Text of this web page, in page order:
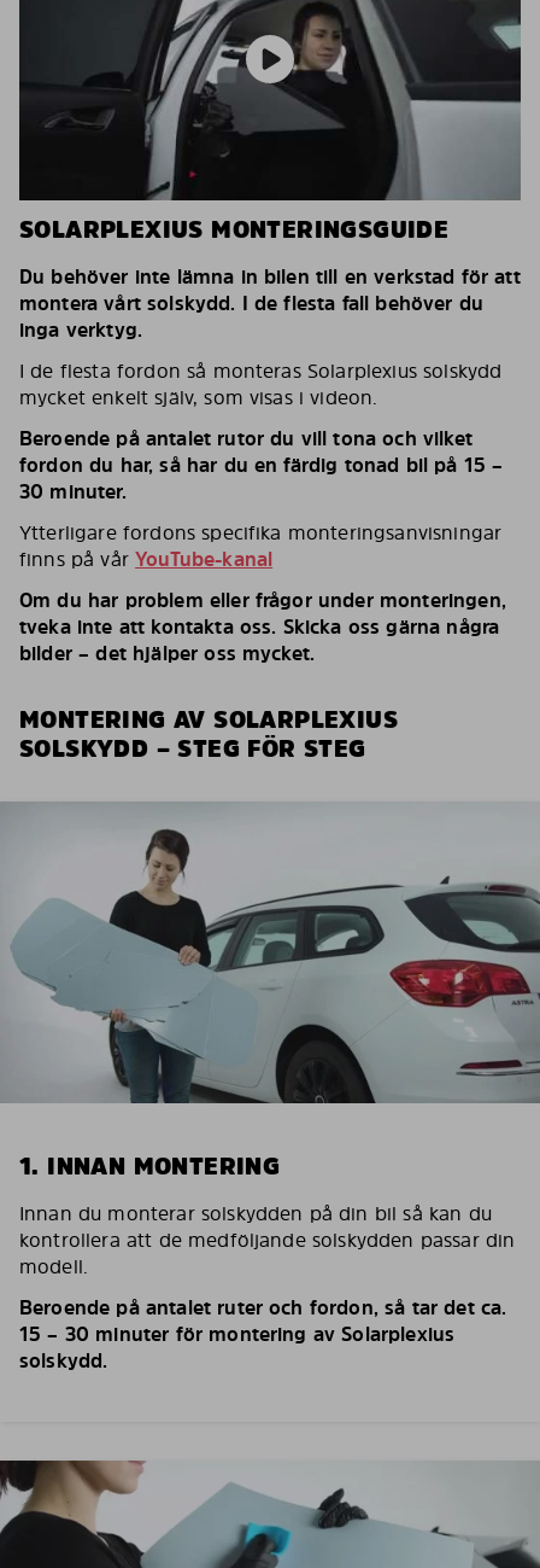
SOLARPLEXIUS MONTERINGSGUIDE
Du behöver inte lämna in bilen till en verkstad för att
montera vårt solskydd. I de flesta fall behöver du
inga verktyg.
I de flesta fordon så monteras Solarplexius solskydd
mycket enkelt själv, som visas i videon.
Beroende på antalet rutor du vill tona och vilket
fordon du har, så har du en färdig tonad bil på 15 –
30 minuter.
Ytterligare fordons specifika monteringsanvisningar
finns på vårYouTube-kanal
Om du har problem eller frågor under monteringen,
tveka inte att kontakta oss. Skicka oss gärna några
bilder – det hjälper oss mycket.
MONTERING AV SOLARPLEXIUS
SOLSKYDD – STEG FÖR STEG
1. INNAN MONTERING
Innan du monterar solskydden på din bil så kan du
kontrollera att de medföljande solskydden passar din
modell.
Beroende på antalet ruter och fordon, så tar det ca.
15 – 30 minuter för montering av Solarplexius
solskydd.